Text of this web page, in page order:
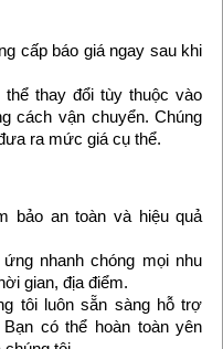
cấp báo giá ngay sau khi
thể thay đổi tùy thuộc vào
cách vận chuyển. Chúng
ra mức giá cụ thể.
bảo an toàn và hiệu quả
nhanh chóng mọi nhu
gian, địa điểm.
tôi luôn sẵn sàng hỗ trợ
có thể hoàn toàn yên